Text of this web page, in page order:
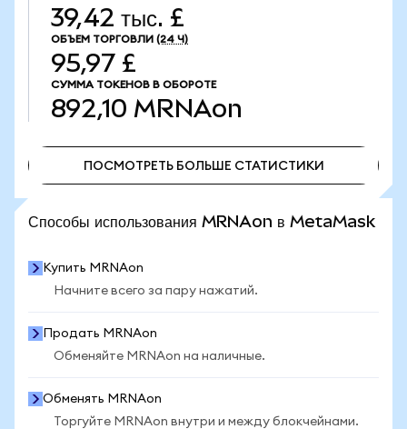
39,42 тыс. £
ОБЪЕМ ТОРГОВЛИ (24 Ч)
95,97 £
СУММА ТОКЕНОВ В ОБОРОТЕ
892,10 MRNAon
ПОСМОТРЕТЬ БОЛЬШЕ СТАТИСТИКИ
Способы использования MRNAon в MetaMask
Купить MRNAon
Начните всего за пару нажатий.
Продать MRNAon
Обменяйте MRNAon на наличные.
Обменять MRNAon
Торгуйте MRNAon внутри и между блокчейнами.